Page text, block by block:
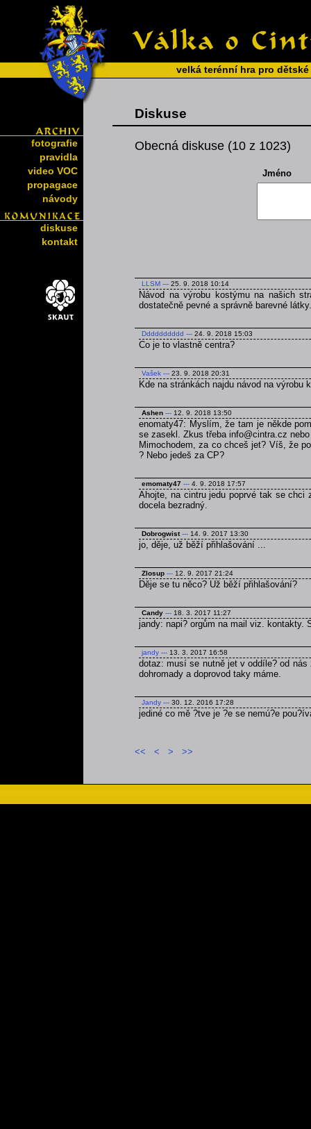
velká terénní hra pro
fotografie
pravidla
video VOC
propagace
návody
diskuse
kontakt
Diskuse
Obecná diskuse (10 z 1023)
Jméno
LLSM --- 25. 9. 2018 10:14
Návod na výrobu kostýmu na našich
dostatečně pevné a správně barevné látky.
Dddddddddd --- 24. 9. 2018 15:03
Co je to vlastně centra?
Vašek --- 23. 9. 2018 20:31
Kde na stránkách najdu návod na výrobu
Ashen --- 12. 9. 2018 13:50
enomaty47: Myslím, že tam je někde
se zasekl. Zkus třeba info@cintra.cz
Mimochodem, za co chceš jet? Víš, že
? Nebo jedeš za CP?
emomaty47 --- 4. 9. 2018 17:57
Ahojte, na cintru jedu poprvé tak se chci
docela bezradný.
Dobrogwist --- 14. 9. 2017 13:30
jo, děje, už běží přihlašování ...
Zlosup --- 12. 9. 2017 21:24
Děje se tu něco? Už běží přihlašování?
Candy --- 18. 3. 2017 11:27
jandy: napi? orgům na mail viz. kontakty.
jandy --- 13. 3. 2017 16:58
dotaz: musí se nutně jet v oddíle? od
dohromady a doprovod taky máme.
Jandy --- 30. 12. 2016 17:28
jediné co mě ?tve je ?e se nemú?e
<< < > >>